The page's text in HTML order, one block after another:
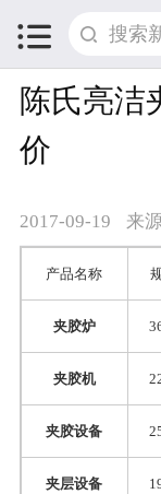

陈氏亮洁
价
2017-09-19 来
产品名称
夹胶炉
夹胶机
夹胶设备
夹层设备